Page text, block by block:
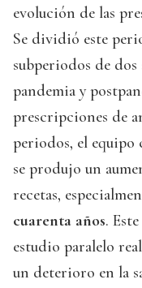
evolución de las
Se dividió este
subperiodos de
pandemia y
prescripciones de
periodos, el equipo
se produjo un
recetas,
cuarenta años.
estudio paralelo
un deterioro en la